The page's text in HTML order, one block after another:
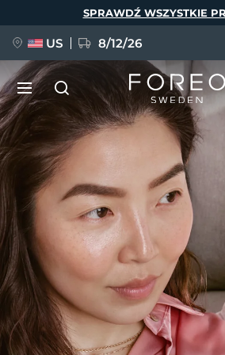
SPRAWDŹ WSZYSTKIE
US 8/12/26
NOWOŚĆ
FAQ™ Pure Beauty-Tech Elixir
BREAKING NEWS
issa™ Teeth Whitening Set
Język
English Deutsch
Français
Italiano
Polski
Svenska
Türkçe
简体中文